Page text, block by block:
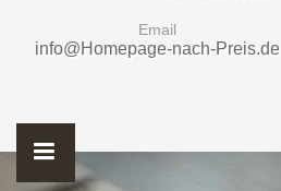
Email
info@Homepage-nach-Preis.de